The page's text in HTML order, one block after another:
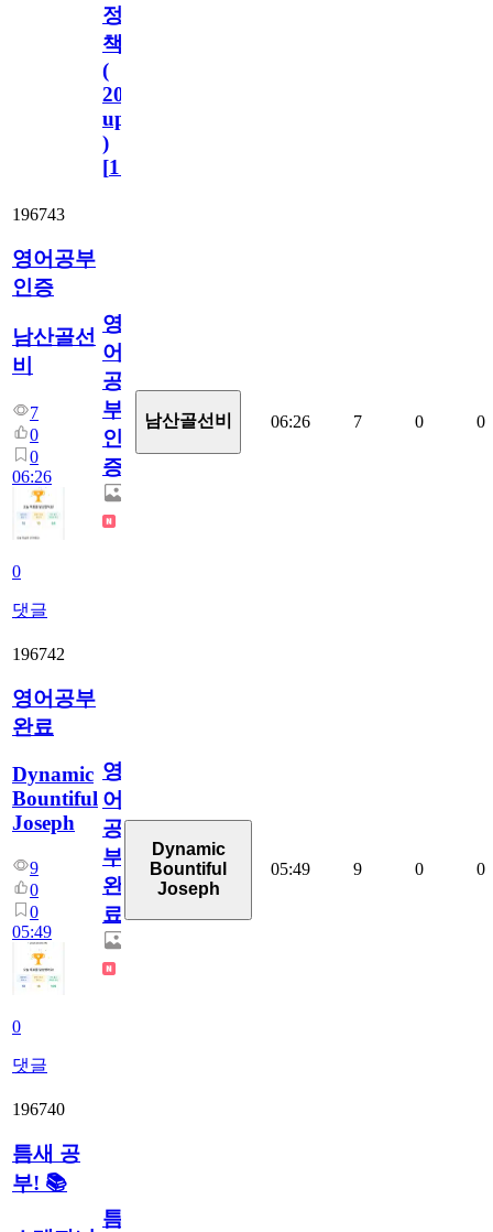
정
책
(
2023.11.1
update
)
[110
196743
영어공부
인증
남산골선
비
7
0
0
06:26
0
댓글
영
어
공
부
인
증
남산골선비 06:26 7 0 0
196742
영어공부
완료
Dynamic
Bountiful
Joseph
9
0
0
05:49
0
댓글
영
어
공
부
완
료
Dynamic
Bountiful
Joseph
05:49 9 0 0
196740
틈새 공
부! 📚
틈